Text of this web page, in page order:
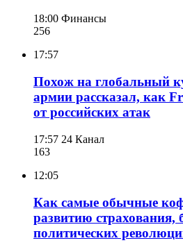
18:00 Финансы
256
17:57
Похож на глобальный
армии рассказал, как
от российских атак
17:57 24 Канал
163
12:05
Как самые обычные
развитию страхования,
политических